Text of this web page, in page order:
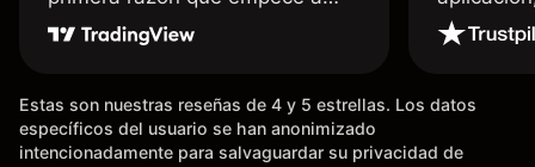
usar Capital fue la llegada de mi
dinero de inmediato a mi cuenta
existentes en el mercado que
tardan días o tienen mucha
Estas son nuestras reseñas de 4 y 5 estrellas. Los datos
específicos del usuario se han anonimizado
intencionadamente para salvaguardar su privacidad de